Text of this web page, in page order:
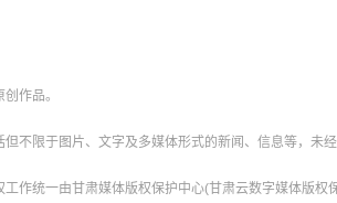
作品。
但不限于图片、文字及多媒体形式的新闻、信息等，未
作统一由甘肃媒体版权保护中心(甘肃云数字媒体版